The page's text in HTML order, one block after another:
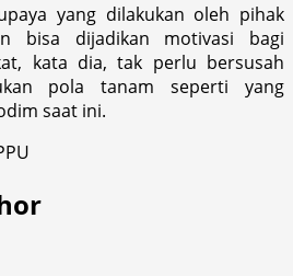
yang dilakukan oleh pihak
bisa dijadikan motivasi bagi
kata dia, tak perlu bersusah
pola tanam seperti yang
saat ini.